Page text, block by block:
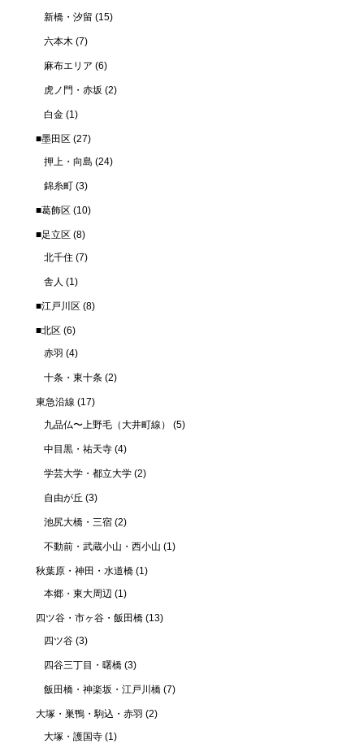
新橋・汐留 (15)
六本木 (7)
麻布エリア (6)
虎ノ門・赤坂 (2)
白金 (1)
■墨田区 (27)
押上・向島 (24)
錦糸町 (3)
■葛飾区 (10)
■足立区 (8)
北千住 (7)
舎人 (1)
■江戸川区 (8)
■北区 (6)
赤羽 (4)
十条・東十条 (2)
東急沿線 (17)
九品仏〜上野毛（大井町線）
(5)
中目黒・祐天寺 (4)
学芸大学・都立大学 (2)
自由が丘 (3)
池尻大橋・三宿 (2)
不動前・武蔵小山・西小山 (1)
秋葉原・神田・水道橋 (1)
本郷・東大周辺 (1)
四ツ谷・市ヶ谷・飯田橋 (13)
四ツ谷 (3)
四谷三丁目・曙橋 (3)
飯田橋・神楽坂・江戸川橋 (7)
大塚・巣鴨・駒込・赤羽 (2)
大塚・護国寺 (1)